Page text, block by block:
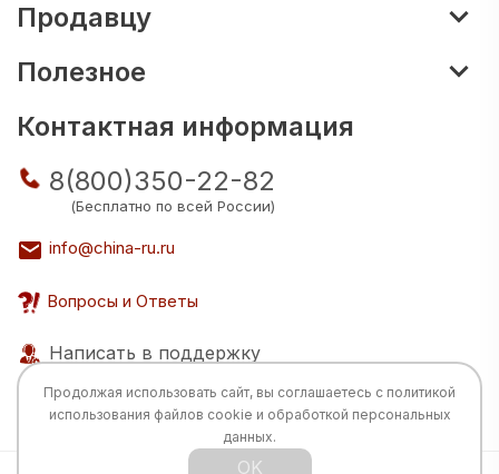
Продавцу
Полезное
Контактная информация
8(800)350-22-82
(Бесплатно по всей России)
info@china-ru.ru
Вопросы и Ответы
Написать в поддержку
Продолжая использовать сайт, вы соглашаетесь с политикой
использования файлов cookie и обработкой персональных
данных.
OK